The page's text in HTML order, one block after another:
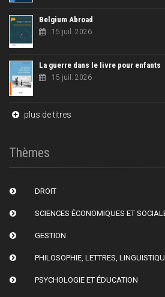
Belgium Abroad
15 juil. 2026
La guerre dans le livre pour enfants
15 juil. 2026
plus de titres
Thèmes
DROIT
SCIENCES ÉCONOMIQUES ET
GESTION
PHILOSOPHIE, LETTRES,
PSYCHOLOGIE ET ÉDUCATION